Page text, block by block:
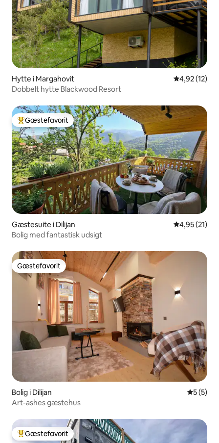
Hytte i Margahovit 4,92 ud af 5
4,92 (12)
Dobbelt hytte Blackwood Resort
Bedste gæstefavorit
Gæstefavorit
Gæstesuite i Dilijan 4,95 ud af 5
4,95 (21)
Bolig med fantastisk udsigt
Gæstefavorit
Gæstefavorit
Bolig i Dilijan 5 ud af 5
5 (5)
Art-ashes gæstehus
Bedste gæstefavorit
Gæstefavorit